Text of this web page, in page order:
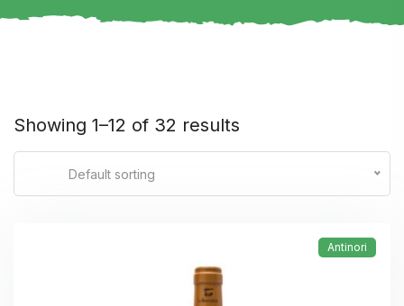
Showing 1–12 of 32 results
Default sorting
Antinori